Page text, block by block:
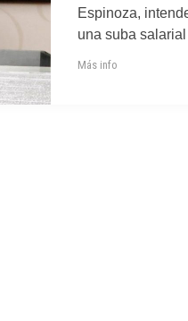
Espinoza,
una suba
Más info